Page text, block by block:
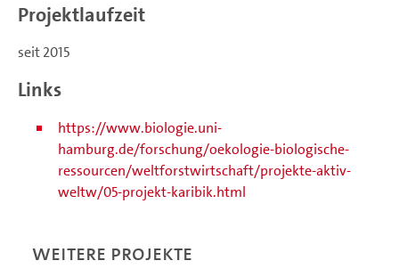
Projektlaufzeit
seit 2015
Links
https://www.biologie.uni-
hamburg.de/forschung/oekologie-biologische-
ressourcen/weltforstwirtschaft/projekte-aktiv-
weltw/05-projekt-karibik.html
Weitere Projekte